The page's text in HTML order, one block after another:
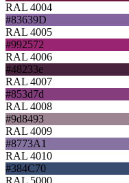
RAL 4004
#83639D
RAL 4005
#992572
RAL 4006
#48233e
RAL 4007
#853d7d
RAL 4008
#9d8493
RAL 4009
#8773A1
RAL 4010
#384C70
RAL 5000